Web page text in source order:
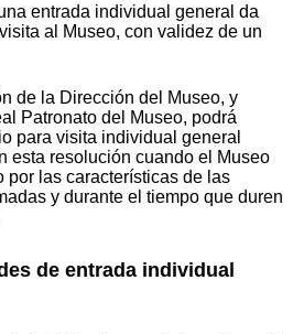
entrada individual general da
al Museo, con validez de un
de la Dirección del Museo, y
Patronato del Museo, podrá
para visita individual general
esta resolución cuando el Museo
por las características de las
y durante el tiempo que duren
de entrada individual